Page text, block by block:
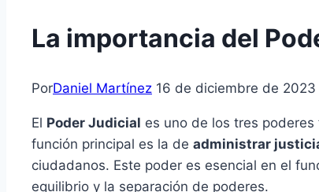
La importancia del
PorDaniel Martínez 16 de diciembre de 2023
El Poder Judicial es uno de los tres
función principal es la de administrar
ciudadanos. Este poder es esencial en el
equilibrio y la separación de poderes.